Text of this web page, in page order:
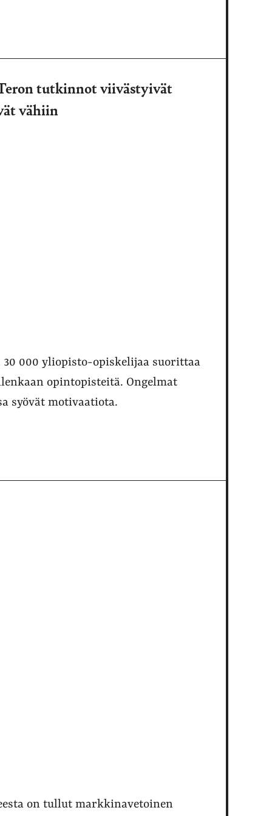
tutkinnot viivästyivät
vähiin
000 yliopisto-opiskelijaa suorittaa
opintopisteitä. Ongelmat
syövät motivaatiota.
on tullut markkinavetoinen